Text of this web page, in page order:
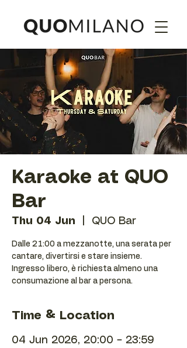
Karaoke at QUO
Bar
Thu 04 Jun QUO Bar
Dalle 21:00 a mezzanotte, una serata per
cantare, divertirsi e stare insieme.
Ingresso libero, è richiesta almeno una
consumazione al bar a persona.
Time & Location
04 Jun 2026, 20:00 – 23:59